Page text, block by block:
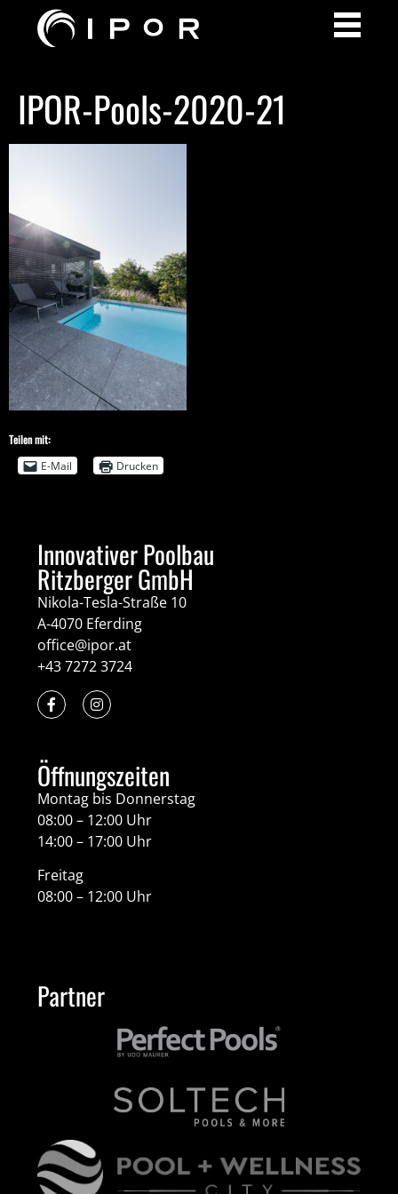
IPOR-Pools-2020-21
Teilen mit:
E-Mail
Drucken
Innovativer Poolbau
Ritzberger GmbH
Nikola-Tesla-Straße 10
A-4070 Eferding
office@ipor.at
+43 7272 3724
Öffnungszeiten
Montag bis Donnerstag
08:00 – 12:00 Uhr
14:00 – 17:00 Uhr
Freitag
08:00 – 12:00 Uhr
Partner